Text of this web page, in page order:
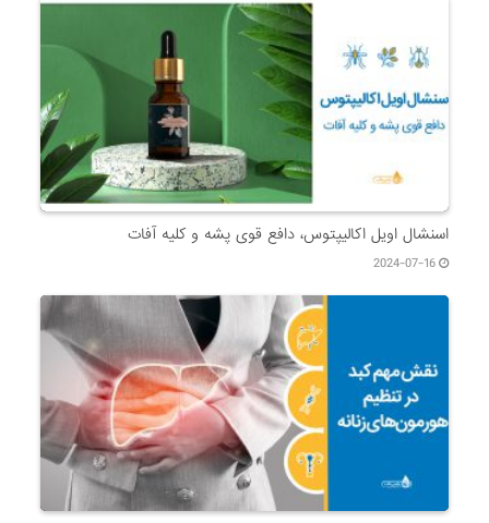
اسنشال اویل اکالیپتوس، دافع قوی پشه و کلیه آفات
2024-07-16